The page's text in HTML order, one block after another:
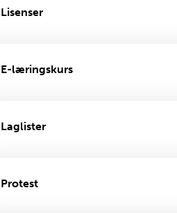
Lisenser
E-læringskurs
Laglister
Protest